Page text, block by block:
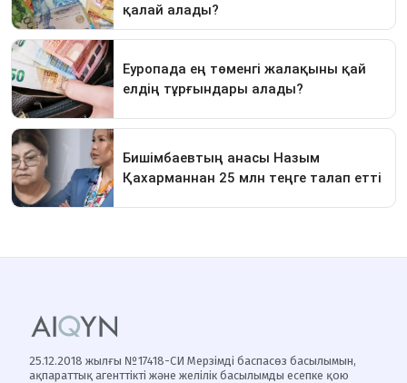
25.12.2018 жылғы №17418-СИ Мерзімді баспасөз басылымын,
ақпараттық агенттікті және желілік басылымды есепке қою